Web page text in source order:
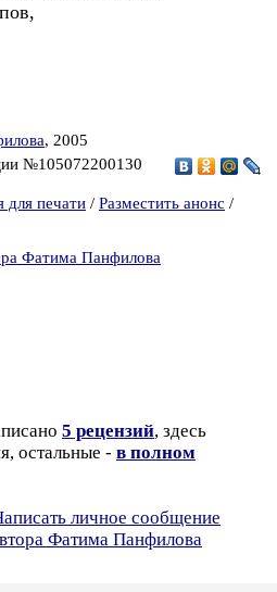
, 2005
№105072200130
для печати / Разместить анонс /
Фатима Панфилова
5 рецензий, здесь
остальные - в полном
личное сообщение
Фатима Панфилова